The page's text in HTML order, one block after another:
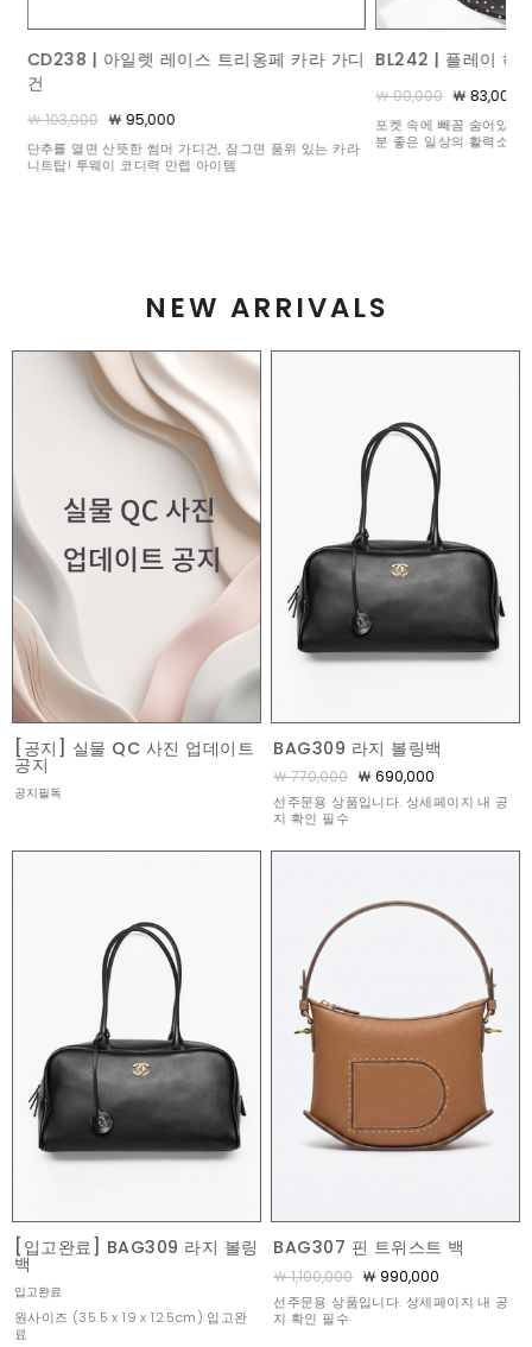
BL242 | 플레이 하트 도트 블라우스
￦ 90,000
포켓 속에 빼꼼 숨어있는 수줍은 하트 비딩이 볼수록 기
분 좋은 일상의 활력소가 되어주어요 :)
ACC367 | 콤비 브
￦ 140,000 ￦ 125,000
밋밋한 풀 원석 세팅과는
석 3개와 화려하게 빛을
NEW ARRIVALS
[공지] 실물 QC 사진 업데이트
공지
공지필독
BAG309 라지 볼링백
￦ 770,000 ￦ 690,000
선주문용 상품입니다. 상세페이지 내 공
지 확인 필수
[입고완료] BAG309 라지 볼링
백
입고완료
원사이즈 (35.5 x 19 x 12.5cm) 입고완
료
BAG307 핀 트위스트 백
￦ 1,100,000 ￦ 990,000
선주문용 상품입니다. 상세페이지 내 공
지 확인 필수